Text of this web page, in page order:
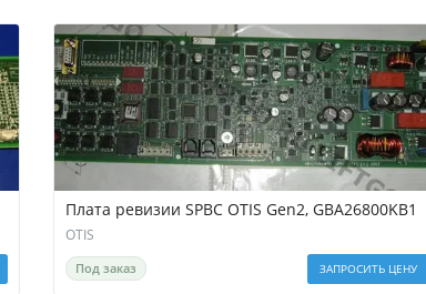
Плата ревизии SPBC OTIS Gen2, GBA26800KB1
OTIS
Под заказ ЗАПРОСИТЬ ЦЕНУ